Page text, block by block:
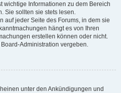
wichtige Informationen zu dem Bereich
Sie sollten sie stets lesen.
auf jeder Seite des Forums, in dem sie
hängt es von Ihren
erstellen können oder nicht.
Administration vergeben.
unter den Ankündigungen und